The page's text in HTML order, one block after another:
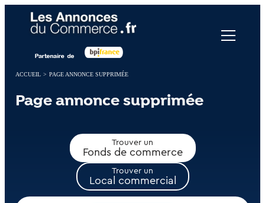
ACCUEIL > PAGE ANNONCE SUPPRIMÉE
Page annonce supprimée
Trouver un
Fonds de commerce
Trouver un
Local commercial
Panneau de gestion des cookies